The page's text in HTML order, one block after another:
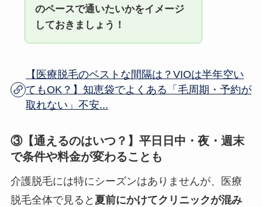
のペースで通いたいかをイメージ
しておきましょう！
【医療脱毛のベストな間隔は？VIOは半年空い
てもOK？】知恵袋でよくある「毛周期・予約が
取れない」不安...
③【通えるのはいつ？】平日日中・夜・週末
で条件や料金が変わることも
介護脱毛には特にシーズンはありませんが、医療
脱毛全体で見ると 夏前にかけてクリニックが混み